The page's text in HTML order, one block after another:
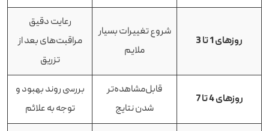
روزهای1تا3
شروع تغییرات بسیار
ملایم
رعایت دقیق
مراقبت‌های بعد از
تزریق
روزهای4تا7
قابل‌مشاهده‌تر
شدن نتایج
بررسی روند بهبود و
توجه به علائم